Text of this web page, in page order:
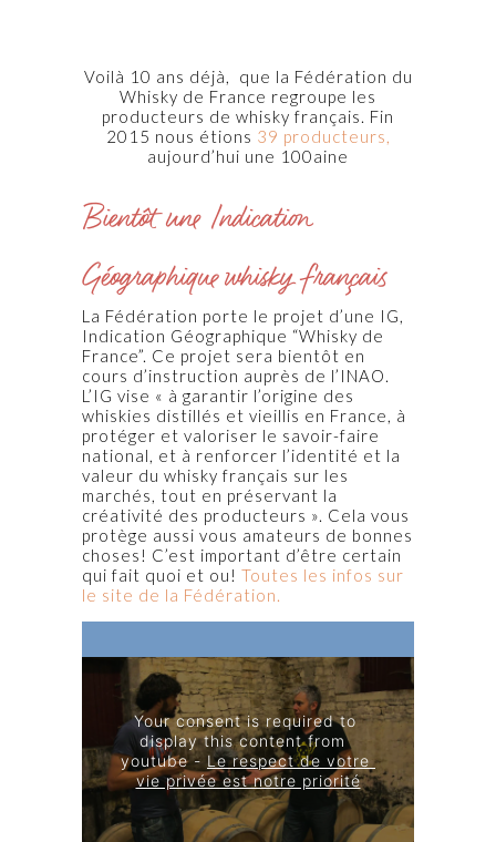
Voilà 10 ans déjà, que la Fédération du
Whisky de France regroupe les
producteurs de whisky français. Fin
2015 nous étions 39 producteurs,
aujourd’hui une 100aine
Bientôt une Indication
Géographique whisky français
La Fédération porte le projet d’une IG,
Indication Géographique “Whisky de
France”. Ce projet sera bientôt en
cours d’instruction auprès de l’INAO.
L’IG vise « à garantir l’origine des
whiskies distillés et vieillis en France, à
protéger et valoriser le savoir-faire
national, et à renforcer l’identité et la
valeur du whisky français sur les
marchés, tout en préservant la
créativité des producteurs ». Cela vous
protège aussi vous amateurs de bonnes
choses! C’est important d’être certain
qui fait quoi et ou! Toutes les infos sur
le site de la Fédération.
Your consent is required to
display this content from
youtube - Le respect de votre
vie privée est notre priorité